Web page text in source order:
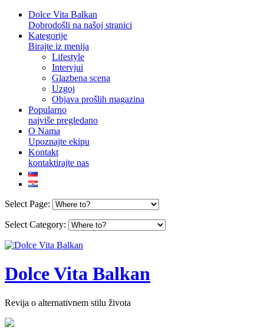
Dolce Vita Balkan
Dobrodošli na našoj stranici
Kategorije
Birajte iz menija
Lifestyle
Intervjui
Glazbena scena
Uzgoj
Objava prošlih magazina
Popularno
najviše pregledano
O Nama
Upoznajte ekipu
Kontakt
kontaktirajte nas
Select Page:
Select Category:
Dolce Vita Balkan
Revija o alternativnem stilu života